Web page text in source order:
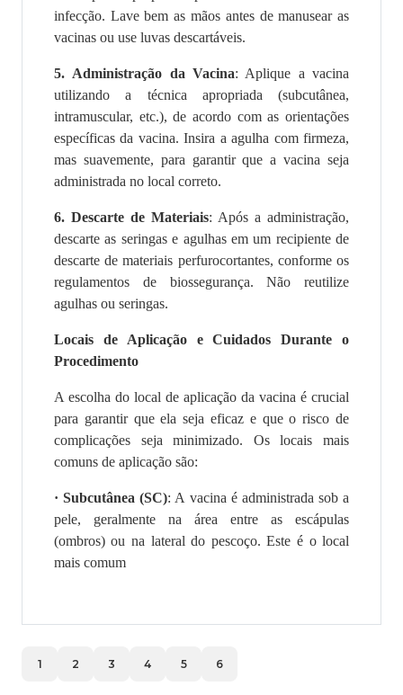
infecção. Lave bem as mãos antes de manusear as
vacinas ou use luvas descartáveis.
5. Administração da Vacina: Aplique a vacina
utilizando a técnica apropriada (subcutânea,
intramuscular, etc.), de acordo com as orientações
específicas da vacina. Insira a agulha com firmeza,
mas suavemente, para garantir que a vacina seja
administrada no local correto.
6. Descarte de Materiais: Após a administração,
descarte as seringas e agulhas em um recipiente de
descarte de materiais perfurocortantes, conforme os
regulamentos de biossegurança. Não reutilize
agulhas ou seringas.
Locais de Aplicação e Cuidados Durante o
Procedimento
A escolha do local de aplicação da vacina é crucial
para garantir que ela seja eficaz e que o risco de
complicações seja minimizado. Os locais mais
comuns de aplicação são:
·Subcutânea (SC): A vacina é administrada sob a
pele, geralmente na área entre as escápulas
(ombros) ou na lateral do pescoço. Este é o local
mais comum
1 2 3 4 5 6